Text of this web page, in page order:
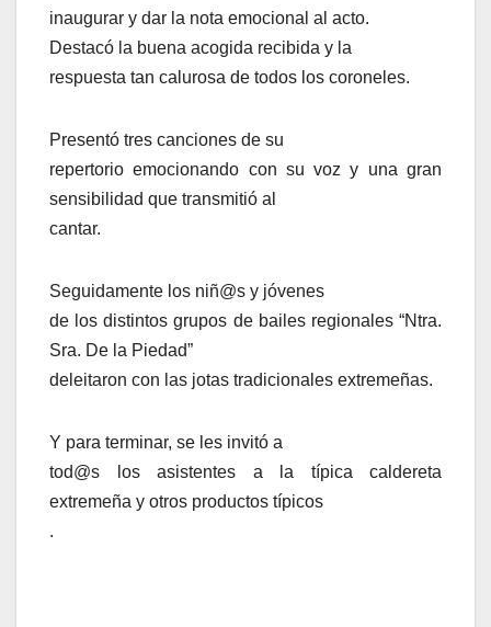
inaugurar y dar la nota emocional al acto.
Destacó la buena acogida recibida y la
respuesta tan calurosa de todos los coroneles.
Presentó tres canciones de su
repertorio emocionando con su voz y una gran
sensibilidad que transmitió al
cantar.
Seguidamente los niñ@s y jóvenes
de los distintos grupos de bailes regionales “Ntra.
Sra. De la Piedad”
deleitaron con las jotas tradicionales extremeñas.
Y para terminar, se les invitó a
tod@s los asistentes a la típica caldereta
extremeña y otros productos típicos
.